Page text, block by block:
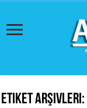
Etiket Arşivleri: